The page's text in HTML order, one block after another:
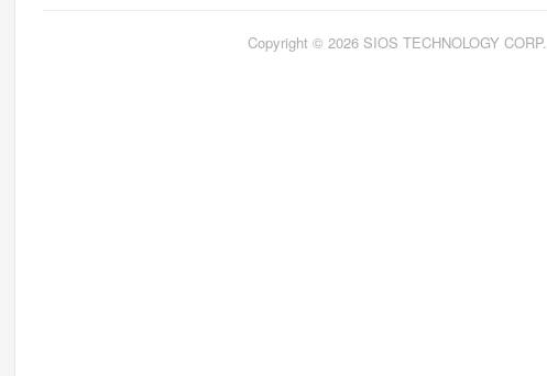
Copyright © 2026 SIOS TECHNOLOGY CORP.